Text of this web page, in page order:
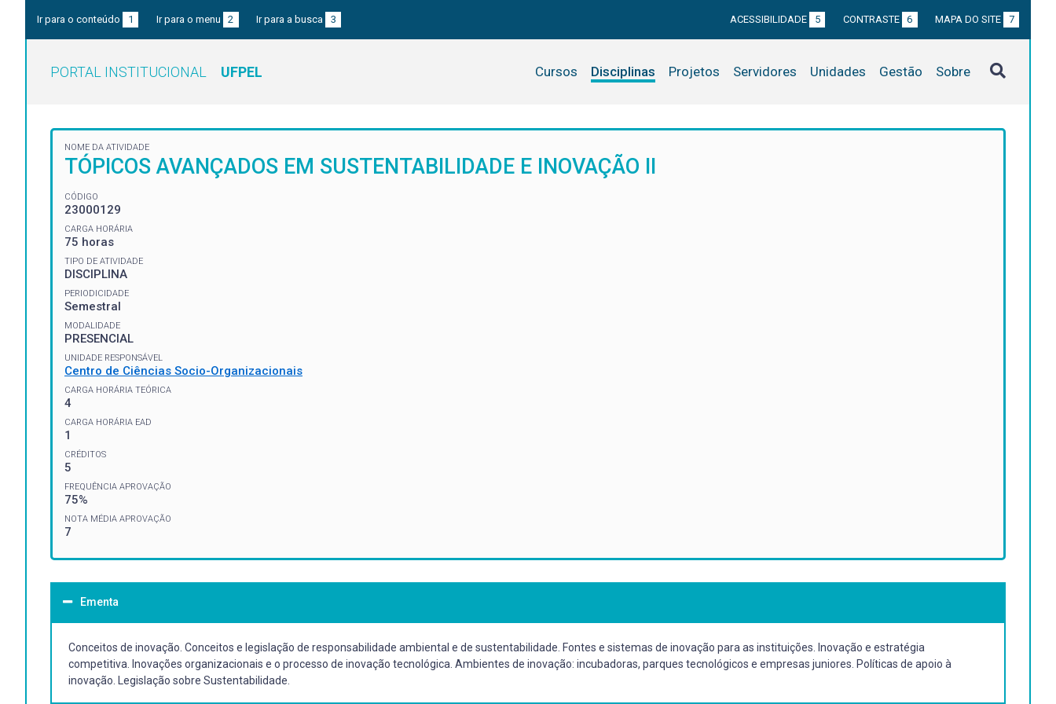
Ir para o conteúdo 1 Ir para o menu 2 Ir para a busca 3 ACESSIBILIDADE 5 CONTRASTE 6 MAPA DO SITE 7
PORTAL INSTITUCIONAL UFPEL Cursos Disciplinas Projetos Servidores Unidades Gestão Sobre
NOME DA ATIVIDADE
TÓPICOS AVANÇADOS EM SUSTENTABILIDADE E INOVAÇÃO II
CÓDIGO
23000129
CARGA HORÁRIA
75 horas
TIPO DE ATIVIDADE
DISCIPLINA
PERIODICIDADE
Semestral
MODALIDADE
PRESENCIAL
UNIDADE RESPONSÁVEL
Centro de Ciências Socio-Organizacionais
CARGA HORÁRIA TEÓRICA
4
CARGA HORÁRIA EAD
1
CRÉDITOS
5
FREQUÊNCIA APROVAÇÃO
75%
NOTA MÉDIA APROVAÇÃO
7
Ementa
Conceitos de inovação. Conceitos e legislação de responsabilidade ambiental e de sustentabilidade. Fontes e sistemas de inovação para as instituições. Inovação e estratégia
competitiva. Inovações organizacionais e o processo de inovação tecnológica. Ambientes de inovação: incubadoras, parques tecnológicos e empresas juniores. Políticas de apoio à
inovação. Legislação sobre Sustentabilidade.